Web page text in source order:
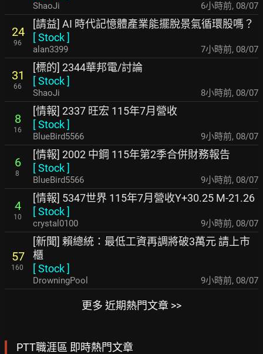
ShaoJi 6小時前, 08/07
24
96
[請益] AI 時代記憶體產業能擺脫景氣循環股嗎？
[Stock]
alan3399 7小時前, 08/07
31
66
[標的] 2344華邦電/討論
[Stock]
ShaoJi 8小時前, 08/07
8
16
[情報] 2337 旺宏 115年7月營收
[Stock]
BlueBird5566 9小時前, 08/07
6
8
[情報] 2002 中鋼 115年第2季合併財務報告
[Stock]
BlueBird5566 9小時前, 08/07
4
10
[情報] 5347世界 115年7月營收Y+30.25 M-21.26
[Stock]
crystal0100 9小時前, 08/07
57
160
[新聞] 賴總統：最低工資再調將破3萬元 請上市
櫃
[Stock]
DrowningPool 9小時前, 08/07
更多 近期熱門文章 >>
PTT職涯區 即時熱門文章